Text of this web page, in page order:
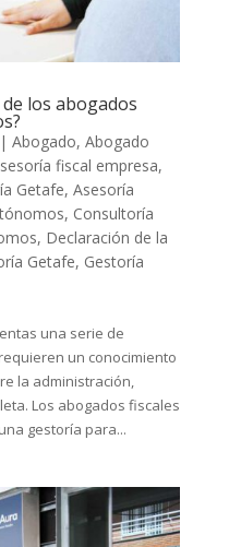
los abogados
| Abogado, Abogado
fiscal empresa,
Getafe, Asesoría
, Consultoría
, Declaración de la
Getafe, Gestoría
una serie de
un conocimiento
la administración,
Los abogados fiscales
gestoría para...